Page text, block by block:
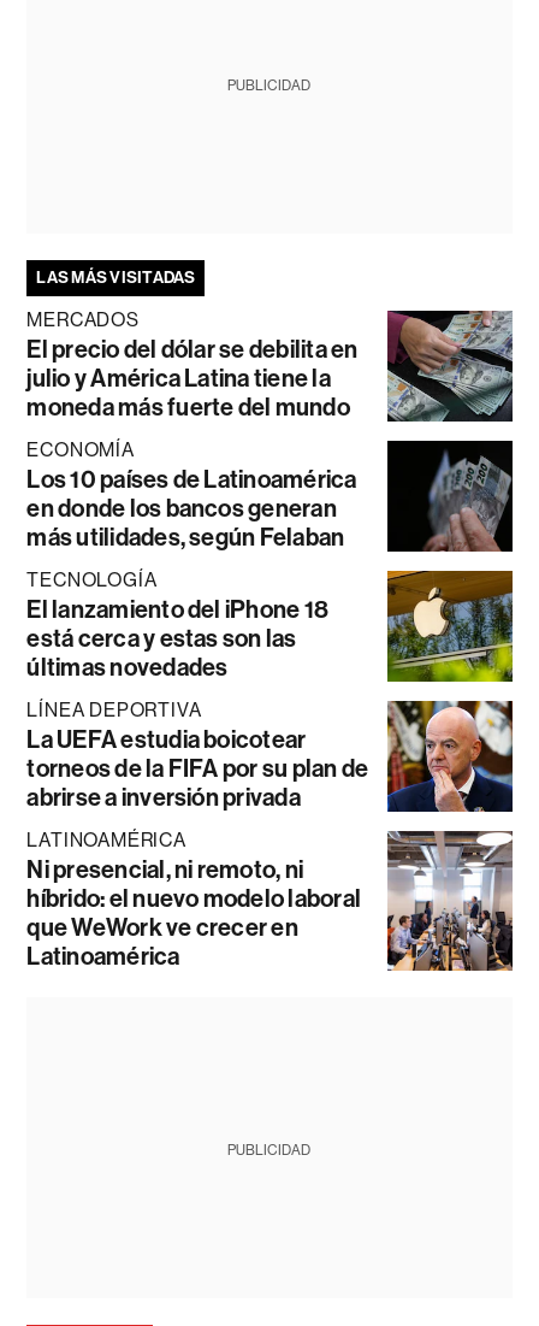
PUBLICIDAD
LAS MÁS VISITADAS
MERCADOS
El precio del dólar se debilita en
julio y América Latina tiene la
moneda más fuerte del mundo
ECONOMÍA
Los 10 países de Latinoamérica
en donde los bancos generan
más utilidades, según Felaban
TECNOLOGÍA
El lanzamiento del iPhone 18
está cerca y estas son las
últimas novedades
LÍNEA DEPORTIVA
La UEFA estudia boicotear
torneos de la FIFA por su plan de
abrirse a inversión privada
LATINOAMÉRICA
Ni presencial, ni remoto, ni
híbrido: el nuevo modelo laboral
que WeWork ve crecer en
Latinoamérica
PUBLICIDAD